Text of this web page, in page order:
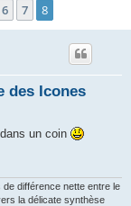
6 7 8
des Icones
un coin
de différence nette entre le
la délicate synthèse